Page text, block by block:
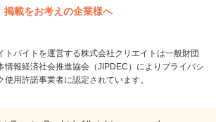
掲載をお考えの企業様へ
トバイトを運営する株式会社クリエイトは一般財団
情報経済社会推進協会（JIPDEC）によりプライバシ
使用許諾事業者に認定されています。